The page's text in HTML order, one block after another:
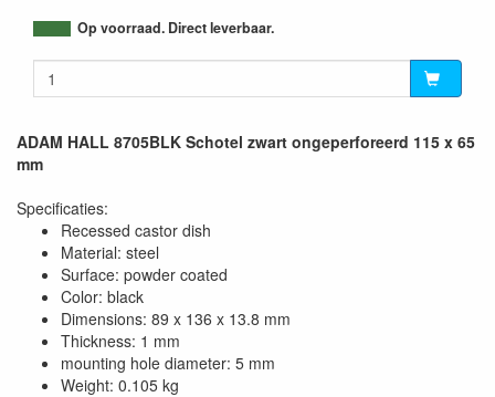
Op voorraad. Direct leverbaar.
ADAM HALL 8705BLK Schotel zwart ongeperforeerd 115 x 65
mm
Specificaties:
Recessed castor dish
Material: steel
Surface: powder coated
Color: black
Dimensions: 89 x 136 x 13.8 mm
Thickness: 1 mm
mounting hole diameter: 5 mm
Weight: 0.105 kg